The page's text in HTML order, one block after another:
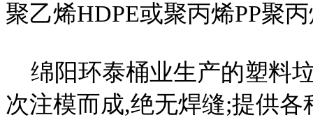
聚乙烯HDPE或聚丙烯PP聚
绵阳环泰桶业生产的塑料
次注模而成,绝无焊缝;提供